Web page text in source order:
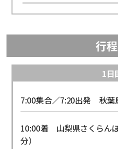
行
1日
7:00集合／7:20出発 秋葉
10:00着 山梨県さくらん
分）